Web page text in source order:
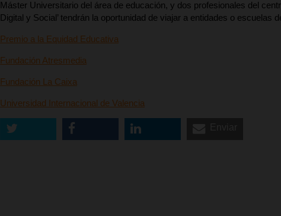
Máster Universitario del área de educación, y dos profesionales del
Digital y Social’ tendrán la oportunidad de viajar a entidades o escuelas
Premio a la Equidad Educativa
Fundación Atresmedia
Fundación La Caixa
Universidad Internacional de Valencia